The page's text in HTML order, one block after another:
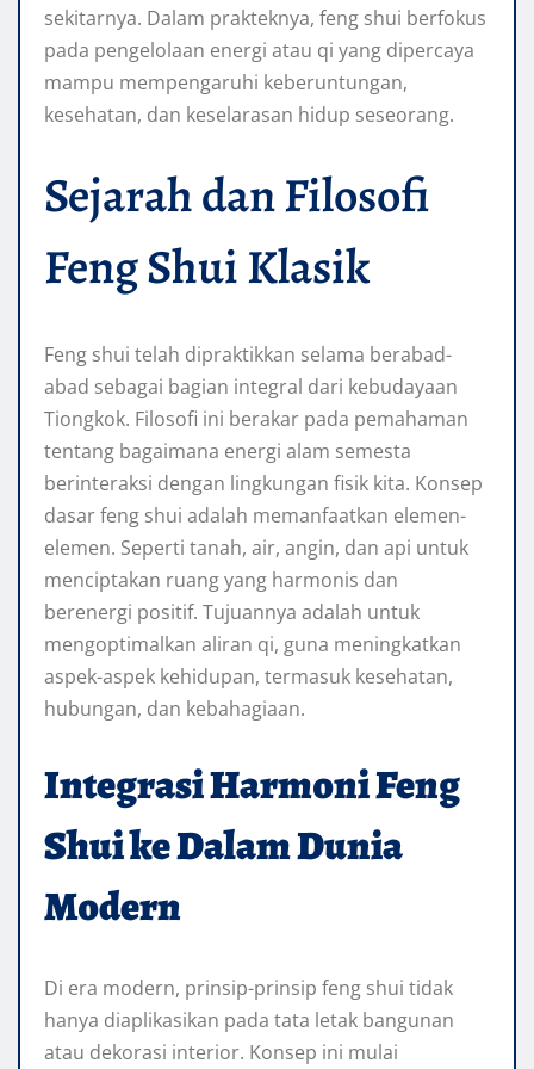
sekitarnya. Dalam prakteknya, feng shui berfokus
pada pengelolaan energi atau qi yang dipercaya
mampu mempengaruhi keberuntungan,
kesehatan, dan keselarasan hidup seseorang.
Sejarah dan Filosofi
Feng Shui Klasik
Feng shui telah dipraktikkan selama berabad-
abad sebagai bagian integral dari kebudayaan
Tiongkok. Filosofi ini berakar pada pemahaman
tentang bagaimana energi alam semesta
berinteraksi dengan lingkungan fisik kita. Konsep
dasar feng shui adalah memanfaatkan elemen-
elemen. Seperti tanah, air, angin, dan api untuk
menciptakan ruang yang harmonis dan
berenergi positif. Tujuannya adalah untuk
mengoptimalkan aliran qi, guna meningkatkan
aspek-aspek kehidupan, termasuk kesehatan,
hubungan, dan kebahagiaan.
Integrasi Harmoni Feng
Shui ke Dalam Dunia
Modern
Di era modern, prinsip-prinsip feng shui tidak
hanya diaplikasikan pada tata letak bangunan
atau dekorasi interior. Konsep ini mulai